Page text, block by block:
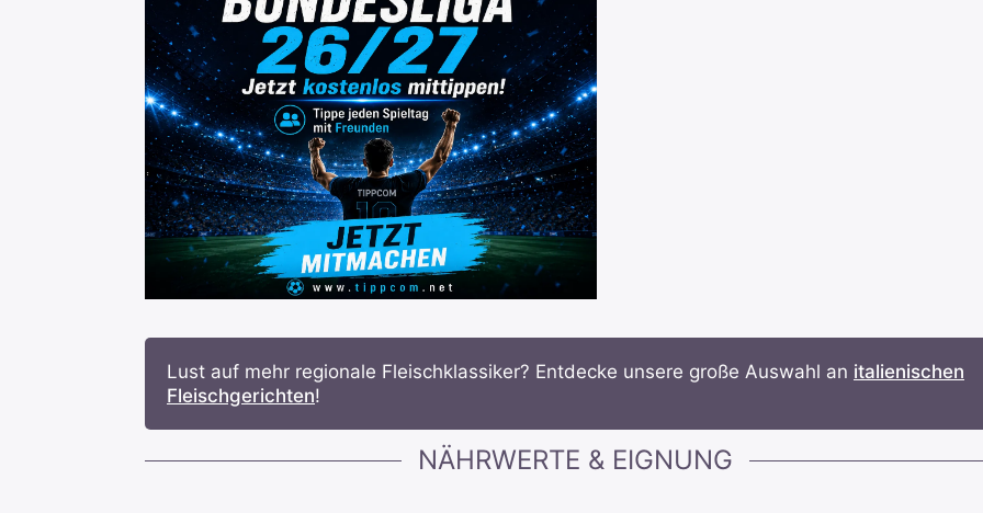
Lust auf mehr regionale Fleischklassiker? Entdecke unsere große Auswahl an italienischen
Fleischgerichten!
NÄHRWERTE & EIGNUNG